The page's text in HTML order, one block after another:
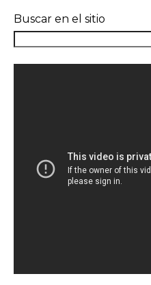
Buscar en el sitio